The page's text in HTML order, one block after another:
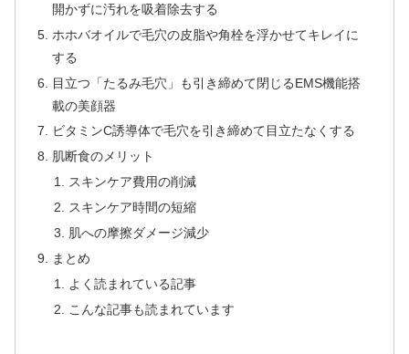
開かずに汚れを吸着除去する
ホホバオイルで毛穴の皮脂や角栓を浮かせてキレイに
する
目立つ「たるみ毛穴」も引き締めて閉じるEMS機能搭
載の美顔器
ビタミンC誘導体で毛穴を引き締めて目立たなくする
肌断食のメリット
スキンケア費用の削減
スキンケア時間の短縮
肌への摩擦ダメージ減少
まとめ
よく読まれている記事
こんな記事も読まれています